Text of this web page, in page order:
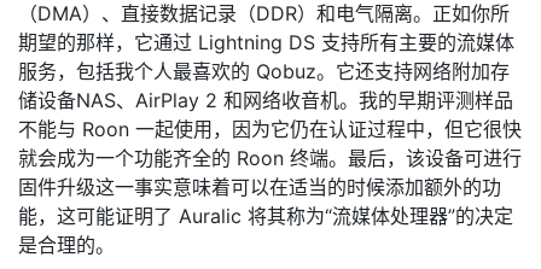
（DMA）、直接数据记录（DDR）和电气隔离。正如你所
期望的那样，它通过 Lightning DS 支持所有主要的流媒体
服务，包括我个人最喜欢的 Qobuz。它还支持网络附加存
储设备NAS、AirPlay 2 和网络收音机。我的早期评测样品
不能与 Roon 一起使用，因为它仍在认证过程中，但它很快
就会成为一个功能齐全的 Roon 终端。最后，该设备可进行
固件升级这一事实意味着可以在适当的时候添加额外的功
能，这可能证明了 Auralic 将其称为“流媒体处理器”的决定
是合理的。